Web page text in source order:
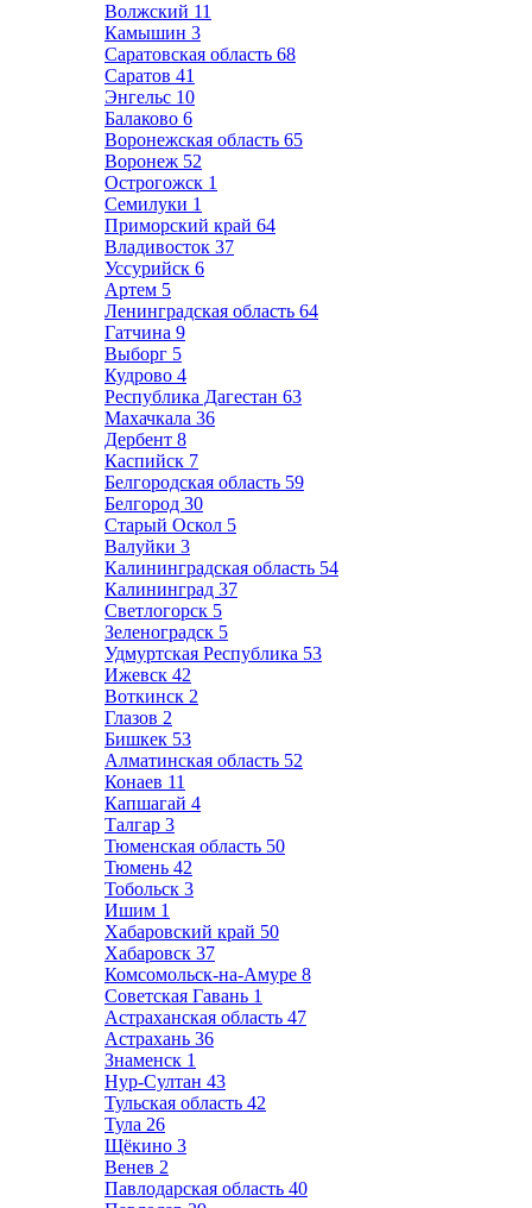
Волжский 11
Камышин 3
Саратовская область 68
Саратов 41
Энгельс 10
Балаково 6
Воронежская область 65
Воронеж 52
Острогожск 1
Семилуки 1
Приморский край 64
Владивосток 37
Уссурийск 6
Артем 5
Ленинградская область 64
Гатчина 9
Выборг 5
Кудрово 4
Республика Дагестан 63
Махачкала 36
Дербент 8
Каспийск 7
Белгородская область 59
Белгород 30
Старый Оскол 5
Валуйки 3
Калининградская область 54
Калининград 37
Светлогорск 5
Зеленоградск 5
Удмуртская Республика 53
Ижевск 42
Воткинск 2
Глазов 2
Бишкек 53
Алматинская область 52
Конаев 11
Капшагай 4
Талгар 3
Тюменская область 50
Тюмень 42
Тобольск 3
Ишим 1
Хабаровский край 50
Хабаровск 37
Комсомольск-на-Амуре 8
Советская Гавань 1
Астраханская область 47
Астрахань 36
Знаменск 1
Нур-Султан 43
Тульская область 42
Тула 26
Щёкино 3
Венев 2
Павлодарская область 40